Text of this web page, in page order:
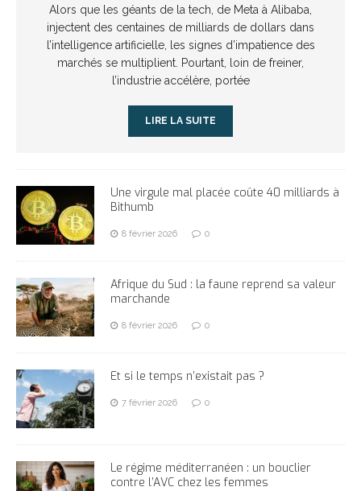
Alors que les géants de la tech, de Meta à Alibaba,
injectent des centaines de milliards de dollars dans
l’intelligence artificielle, les signes d’impatience des
marchés se multiplient. Pourtant, loin de freiner,
l’industrie accélère, portée
LIRE LA SUITE
Une virgule mal placée coûte 40 milliards à
Bithumb
8 février 2026 0
Afrique du Sud : la faune reprend sa valeur
marchande
8 février 2026 0
Et si le temps n’existait pas ?
7 février 2026 0
Le régime méditerranéen : un bouclier
contre l’AVC chez les femmes